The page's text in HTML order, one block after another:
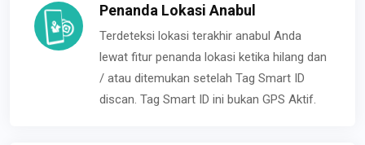
Penanda Lokasi Anabul
Terdeteksi lokasi terakhir anabul Anda
lewat fitur penanda lokasi ketika hilang dan
/ atau ditemukan setelah Tag Smart ID
discan. Tag Smart ID ini bukan GPS Aktif.